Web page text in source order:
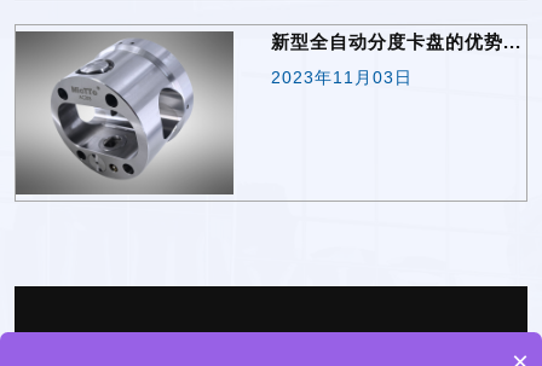
聚乙烯钢丝网骨架复合管
空气质量监测站
砂光机厂家
新型全自动分度卡盘的优势...
2023年11月03日